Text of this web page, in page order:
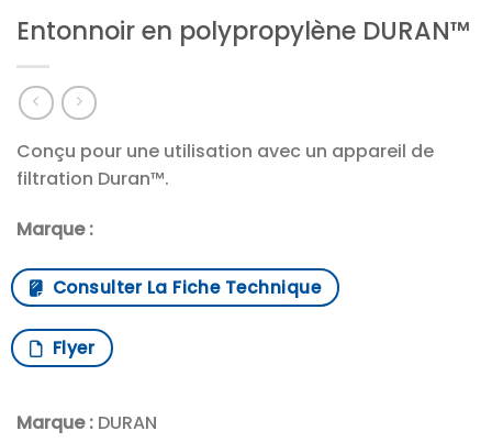
Entonnoir en polypropylène DURAN™
Conçu pour une utilisation avec un appareil de
filtration Duran™.
Marque :
Consulter La Fiche Technique
Flyer
Marque : DURAN